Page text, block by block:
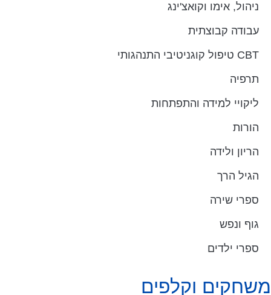
ניהול, אימו וקואצ'ינג
עבודה קבוצתית
CBT טיפול קוגניטיבי התנהגותי
תרפיה
ליקויי למידה והתפתחות
הורות
הריון ולידה
הגיל הרך
ספרי שירה
גוף ונפש
ספרי ילדים
משחקים וקלפים